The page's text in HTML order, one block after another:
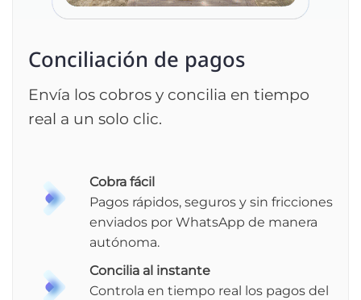
Conciliación de pagos
Envía los cobros y concilia en tiempo
real a un solo clic.
Cobra fácil
Pagos rápidos, seguros y sin fricciones
enviados por WhatsApp de manera
autónoma.
Concilia al instante
Controla en tiempo real los pagos del